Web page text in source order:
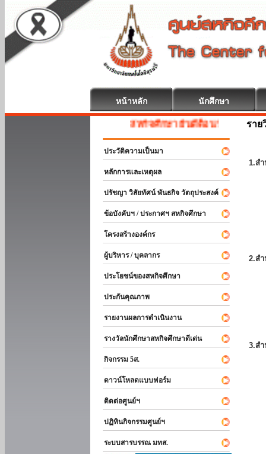
หน้าหลัก นักศึกษา
สหกิจศึกษา ยินดีต้อนรับ
ประวัติความเป็นมา
หลักการและเหตุผล
ปรัชญา วิสัยทัศน์ พันธกิจ วัตถุประสงค์
ข้อบังคับฯ / ประกาศฯ สหกิจศึกษา
โครงสร้างองค์กร
ผู้บริหาร / บุคลากร
ประโยชน์ของสหกิจศึกษา
ประกันคุณภาพ
รายงานผลการดำเนินงาน
รางวัลนักศึกษาสหกิจศึกษาดีเด่น
กิจกรรม 5ส.
ดาวน์โหลดแบบฟอร์ม
ติดต่อศูนย์ฯ
ปฏิทินกิจกรรมศูนย์ฯ
ระบบสารบรรณ มทส.
ราย
1.ส
2.ส
3.ส